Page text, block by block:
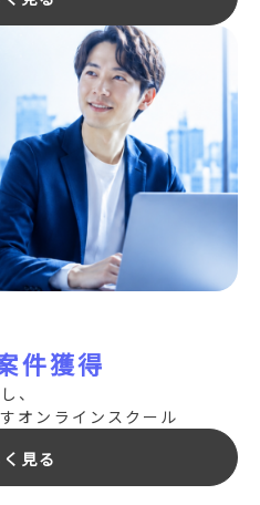
件獲得
、
オンラインスクール
見る